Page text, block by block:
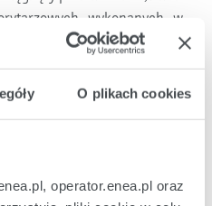
O plikach cookies
operator.enea.pl oraz
wykonanych w
br. wyniosła 17,2 km,
zapowiedziami, Bogdanka
ton. Po trzech kwartałach
już blisko 75% górnego